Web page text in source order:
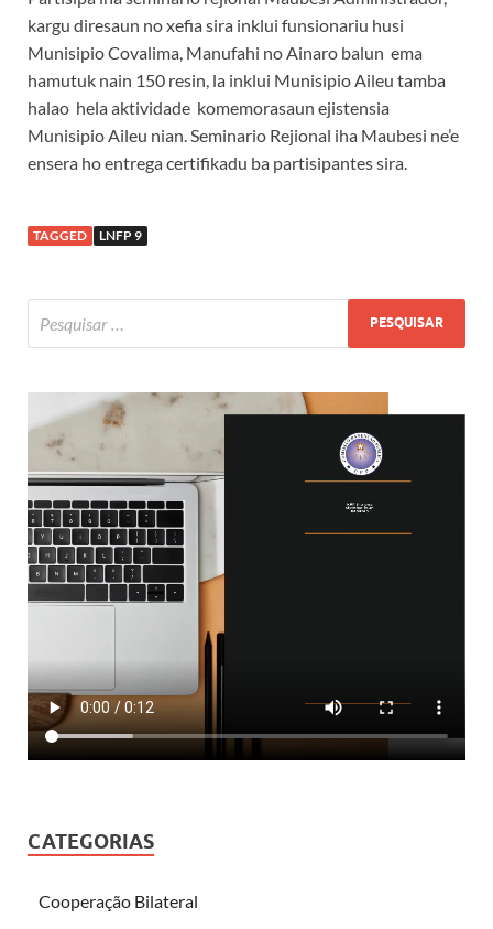
kargu diresaun no xefia sira inklui funsionariu husi
Munisipio Covalima, Manufahi no Ainaro balun ema
hamutuk nain 150 resin, la inklui Munisipio Aileu tamba
halao hela aktividade komemorasaun ejistensia
Munisipio Aileu nian. Seminario Rejional iha Maubesi ne’e
ensera ho entrega certifikadu ba partisipantes sira.
TAGGED LNFP 9
CATEGORIAS
Cooperação Bilateral